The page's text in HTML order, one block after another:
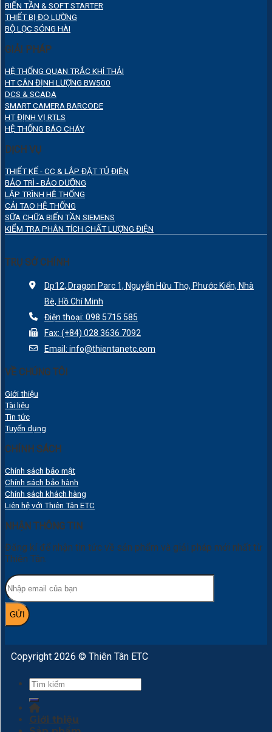
BIẾN TẦN & SOFT STARTER
THIẾT BỊ ĐO LƯỜNG
BỘ LỌC SÓNG HÀI
GIẢI PHÁP
HỆ THỐNG QUAN TRẮC KHÍ THẢI
HT CÂN ĐỊNH LƯỢNG BW500
DCS & SCADA
SMART CAMERA BARCODE
HT ĐỊNH VỊ RTLS
HỆ THỐNG BÁO CHÁY
DỊCH VỤ
THIẾT KẾ - CC & LẮP ĐẶT TỦ ĐIỆN
BẢO TRÌ - BẢO DƯỠNG
LẬP TRÌNH HỆ THỐNG
CẢI TAO HỆ THỐNG
SỮA CHỮA BIẾN TẦN SIEMENS
KIỂM TRA PHÂN TÍCH CHẤT LƯỢNG ĐIỆN
TRỤ SỞ CHÍNH
Dp12, Dragon Parc 1, Nguyễn Hữu Thọ, Phước Kiển, Nhà
Bè, Hồ Chí Minh
Điện thoại: 098 5715 585
Fax: (+84) 028 3636 7092
Email: info@thientanetc.com
VỀ CHÚNG TÔI
Giới thiệu
Tài liệu
Tin tức
Tuyển dụng
CHÍNH SÁCH
Chính sách bảo mật
Chính sách bảo hành
Chính sách khách hàng
Liên hệ với Thiên Tân ETC
NHẬN THÔNG TIN
Đăng kí để nhận tin tức về sản phẩm và giải pháp mới nhất từ
Thiên Tân.
Copyright 2026 © Thiên Tân ETC
Tìm
Giới thiệu